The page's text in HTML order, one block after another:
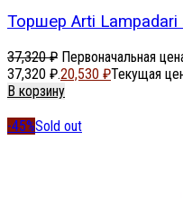
Торшер Arti Lampadari
37,320₽ Первоначальная
37,320 ₽.20,530 ₽Текущая
В корзину
-45%Sold out